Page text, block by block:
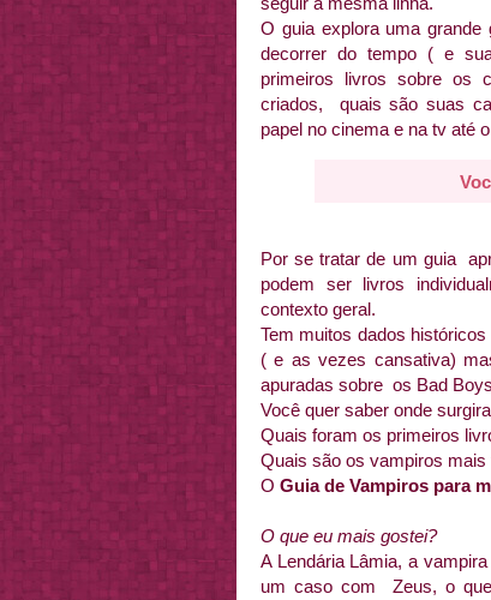
O guia explora uma
decorrer do tempo ( e
primeiros livros sobre os
criados, quais são suas
papel no cinema e na tv até
Por se tratar de um guia
podem ser livros
contexto geral.
Tem muitos dados
( e as vezes cansativa)
apuradas sobre os Bad
Você quer saber onde
Quais foram os primeiros
Quais são os vampiros
O Guia de Vampiros para
O que eu mais gostei?
A Lendária Lâmia, a
um caso com Zeus, o